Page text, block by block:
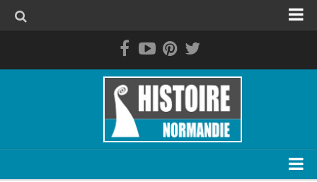
La Normandie avant les Normands
Le duché de Normandie
La Normandie de 1469 à 1789
La Normandie contemporaine